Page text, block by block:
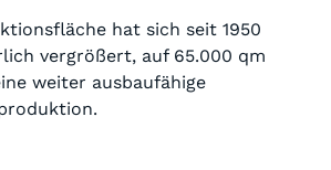
hat sich seit 1950
vergrößert, auf 65.000 qm
weiter ausbaufähige